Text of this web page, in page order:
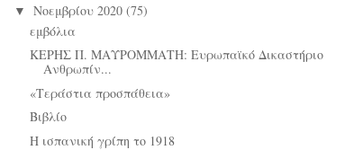
▼ Νοεμβρίου 2020 (75)
εμβόλια
ΚΕΡΗΣ Π. ΜΑΥΡΟΜΜΑΤΗ: Ευρωπαϊκό Δικαστήριο
Ανθρωπίν...
«Τεράστια προσπάθεια»
Βιβλίο
Η ισπανική γρίπη το 1918